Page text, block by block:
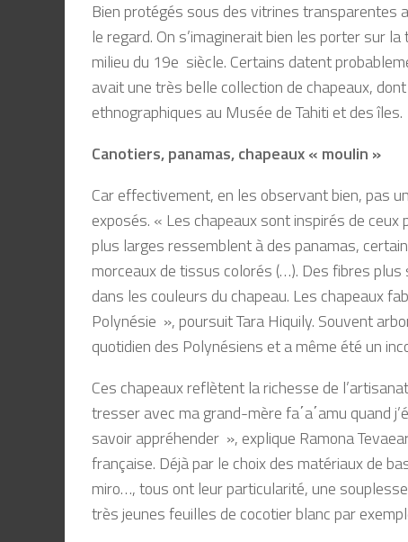
Bien protégés sous des vitrines transparentes
le regard. On s’imaginerait bien les porter sur
milieu du 19e siècle. Certains datent
avait une très belle collection de chapeaux,
ethnographiques au Musée de Tahiti et des îles.
Canotiers, panamas, chapeaux « moulin »
Car effectivement, en les observant bien, pas
exposés. « Les chapeaux sont inspirés de
plus larges ressemblent à des panamas,
morceaux de tissus colorés (…). Des fibres
dans les couleurs du chapeau. Les chapeaux
Polynésie », poursuit Tara Hiquily. Souvent
quotidien des Polynésiens et a même été un
Ces chapeaux reflètent la richesse de
tresser avec ma grand-mère fa΄a΄amu quand
savoir appréhender », explique Ramona
française. Déjà par le choix des matériaux de
miro…, tous ont leur particularité, une
très jeunes feuilles de cocotier blanc par